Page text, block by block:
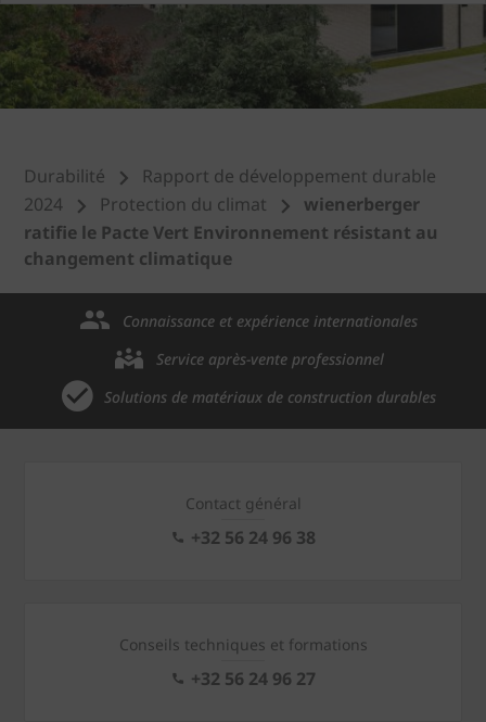
Durabilité
Rapport de développement durable
2024
Protection du climat
wienerberger
ratifie le Pacte Vert Environnement résistant au
changement climatique
Connaissance et expérience internationales
Service après-vente professionnel
Solutions de matériaux de construction durables
Contact général
+32 56 24 96 38
Conseils techniques et formations
+32 56 24 96 27